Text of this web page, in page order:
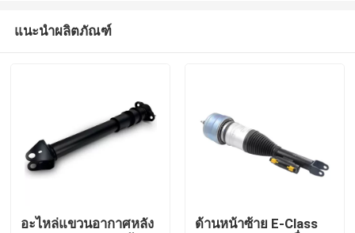
แนะนำผลิตภัณฑ์
อะไหล่แขวนอากาศหลัง
ด้านหน้าซ้าย E-Class